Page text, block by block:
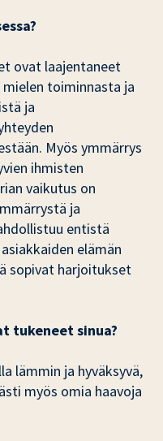
ovat laajentaneet
toiminnasta ja
ja
Myös ymmärrys
ihmisten
vaikutus on
ja
entistä
elämän
sopivat harjoitukset
tukeneet sinua?
lämmin ja hyväksyvä,
myös omia haavoja